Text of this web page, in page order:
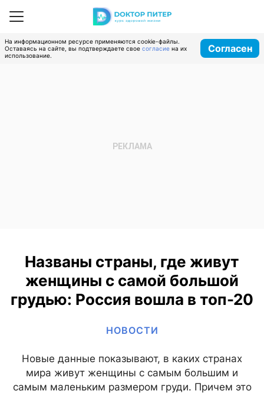
На информационном ресурсе применяются cookie-файлы.
Оставаясь на сайте, вы подтверждаете свое согласие на их
использование.
Согласен
Названы страны, где живут
женщины с самой большой
грудью: Россия вошла в топ-20
НОВОСТИ
Новые данные показывают, в каких странах
мира живут женщины с самым большим и
самым маленьким размером груди. Причем это